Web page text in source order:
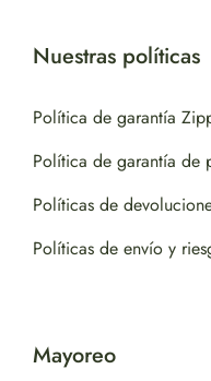
Nuestras políticas
Política de garantía
Política de garantía de
Políticas de
Políticas de envío y
Mayoreo